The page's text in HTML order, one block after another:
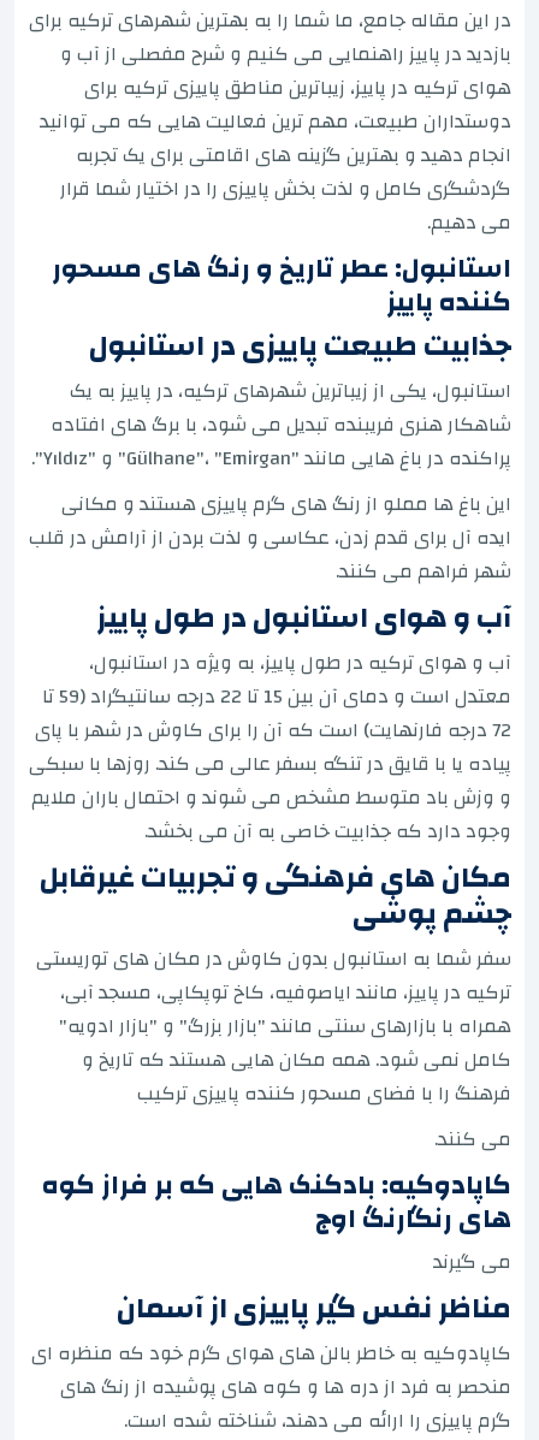
در این مقاله جامع، ما شما را به بهترین شهرهای ترکیه برای
بازدید در پاییز راهنمایی می کنیم و شرح مفصلی از آب و
هوای ترکیه در پاییز، زیباترین مناطق پاییزی ترکیه برای
دوستداران طبیعت، مهم ترین فعالیت هایی که می توانید
انجام دهید و بهترین گزینه های اقامتی برای یک تجربه
گردشگری کامل و لذت بخش پاییزی را در اختیار شما قرار
می دهیم.
استانبول: عطر تاریخ و رنگ های مسحور
کننده پاییز
جذابیت طبیعت پاییزی در استانبول
استانبول، یکی از زیباترین شهرهای ترکیه، در پاییز به یک
شاهکار هنری فریبنده تبدیل می شود، با برگ های افتاده
پراکنده در باغ هایی مانند "Gülhane"، "Emirgan" و "Yıldız".
این باغ ها مملو از رنگ های گرم پاییزی هستند و مکانی
ایده آل برای قدم زدن، عکاسی و لذت بردن از آرامش در قلب
شهر فراهم می کنند.
آب و هوای استانبول در طول پاییز
آب و هوای ترکیه در طول پاییز، به ویژه در استانبول،
معتدل است و دمای آن بین 15 تا 22 درجه سانتیگراد (59 تا
72 درجه فارنهایت) است که آن را برای کاوش در شهر با پای
پیاده یا با قایق در تنگه بسفر عالی می کند. روزها با سبکی
و وزش باد متوسط مشخص می شوند و احتمال باران ملایم
وجود دارد که جذابیت خاصی به آن می بخشد.
مکان های فرهنگی و تجربیات غیرقابل
چشم پوشی
سفر شما به استانبول بدون کاوش در مکان های توریستی
ترکیه در پاییز، مانند ایاصوفیه، کاخ توپکاپی، مسجد آبی،
همراه با بازارهای سنتی مانند "بازار بزرگ" و "بازار ادویه"
کامل نمی شود. همه مکان هایی هستند که تاریخ و
فرهنگ را با فضای مسحور کننده پاییزی ترکیب
می کنند.
کاپادوکیه: بادکنک هایی که بر فراز کوه
های رنگارنگ اوج
می گیرند
مناظر نفس گیر پاییزی از آسمان
کاپادوکیه به خاطر بالن های هوای گرم خود که منظره ای
منحصر به فرد از دره ها و کوه های پوشیده از رنگ های
گرم پاییزی را ارائه می دهند، شناخته شده است.